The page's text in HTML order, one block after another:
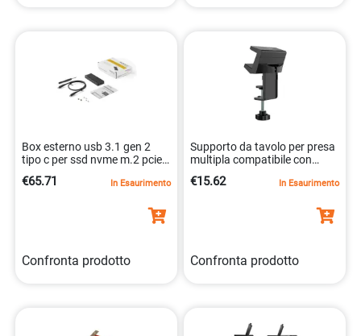
Box esterno usb 3.1 gen 2
tipo c per ssd nvme m.2 pcie.
€65.71 In Esaurimento
Confronta prodotto
Supporto da tavolo per presa
multipla compatibile con
0065030884082
€15.62 In Esaurimento
Confronta prodotto